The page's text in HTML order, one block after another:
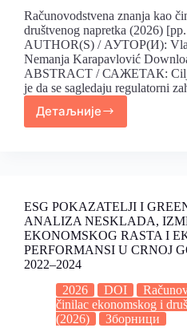
Računovodstvena znanja kao
društvenog napretka (2026)
AUTHOR(S) / АУТОР(И):
Nemanja Karapavlović
ABSTRACT / САЖЕТАК: Cilj
je da se sagledaju regulatorni
Детаљније
ESG POKAZATELJI I
ANALIZA NESKLADA,
EKONOMSKOG RASTA I
PERFORMANSI U CRNOJ
2022–2024
2026
DOI
činilac ekonomskog i
(2026)
Зборници